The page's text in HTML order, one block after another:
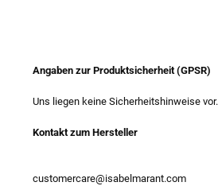
Angaben zur Produktsicherheit (GPSR)
Uns liegen keine Sicherheitshinweise vor.
Kontakt zum Hersteller
customercare@isabelmarant.com